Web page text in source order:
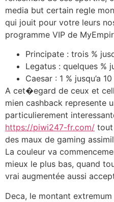
media but certain regle
qui jouit pour votre leurs
programme VIP de
Principate : trois %
Legatus : quelques %
Caesar : 1 % jusqu’a
A cet�egard de ceux et
mien cashback represente
particulierement
https://piwi247-fr.com/ tout
des maux de gaming
La couleur va
mieux le plus bas, quand
vrai augmentée aussi
Deca, le montant